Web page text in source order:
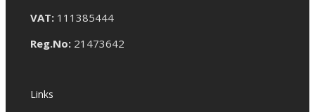
VAT:111385444
Reg.No:21473642
Links